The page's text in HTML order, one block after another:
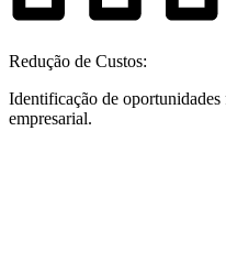
Redução de Custos:
Identificação de
empresarial.